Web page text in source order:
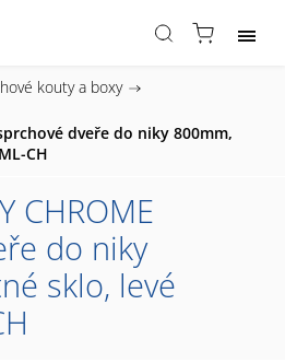
kouty a boxy /
dveře do niky 800mm,
CH
CHROME
do niky
sklo, levé